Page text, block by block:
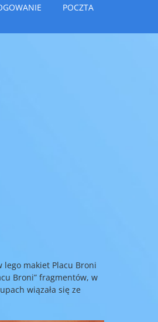
POCZTA
lego makiet Placu Broni
Broni” fragmentów, w
wiązała się ze